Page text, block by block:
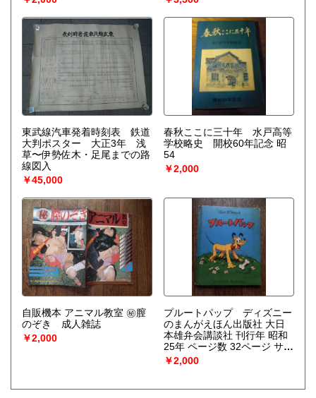
没年昭和51(1976)年11月27
日出生地東京・神田駿河台本
名 稲並 昌幸 別名別名(小説
家)=城 昌幸詩人としては城左
門、作家としては城昌幸。詩
人として大正13年「東邦芸
術」を創刊、以後「文芸汎
論」なども創刊し、「パンテ
オン」などにも参加し、昭和
5年「近世無頼」を刊行。他
詩などがある。作家としては
大正14年「その暴風雨」を発
表し「殺人婬楽」「死者の殺
人」などのほか「若さま待捕
物手帖」などの捕物帖があ
る。その一方で、昭和21年か
ら「宝石」編集長として活躍
し、宝石賞をもうけるなど、
新人養成につとめた。
東武線汽車発着時刻表 鉄道
大判ポスター 大正3年 浅
草〜伊勢佐木・足尾までの路
線図入
￥45,000
春秋ここに三十年 水戸高等
学校略史 開校60年記念 昭
54
￥2,000
自販機本 アニマル教室 ㊙︎膣
のぞき 成人雑誌
￥2,000
プルートパップ ディズニー
のまんがえほん出版社 大日
本雄弁会講談社 刊行年 昭和
25年 ページ数 32ページ サイ
ズ 縦約21×横約17㎝昭和25
年10月15日発行
￥2,000